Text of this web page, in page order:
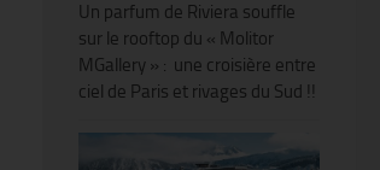
Un parfum de Riviera souffle
sur le rooftop du « Molitor
MGallery » : une croisière entre
ciel de Paris et rivages du Sud !!